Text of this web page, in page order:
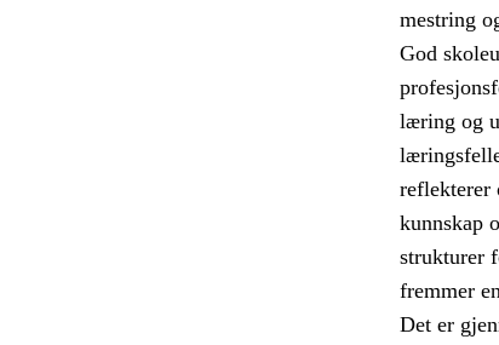
mestring
God
læring og
reflekterer
kunnskap
strukturer
fremmer
Det er